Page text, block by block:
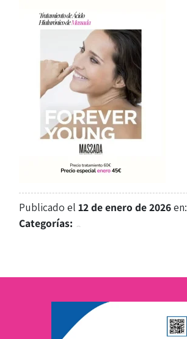
Publicado el12 de enero de 2026en:
Categorías: